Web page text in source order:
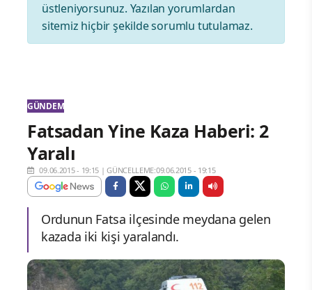
üstleniyorsunuz. Yazılan yorumlardan
sitemiz hiçbir şekilde sorumlu tutulamaz.
GÜNDEM
Fatsadan Yine Kaza Haberi: 2
Yaralı
09.06.2015 - 19:15 |GÜNCELLEME:09.06.2015 - 19:15
Ordunun Fatsa ilçesinde meydana gelen
kazada iki kişi yaralandı.